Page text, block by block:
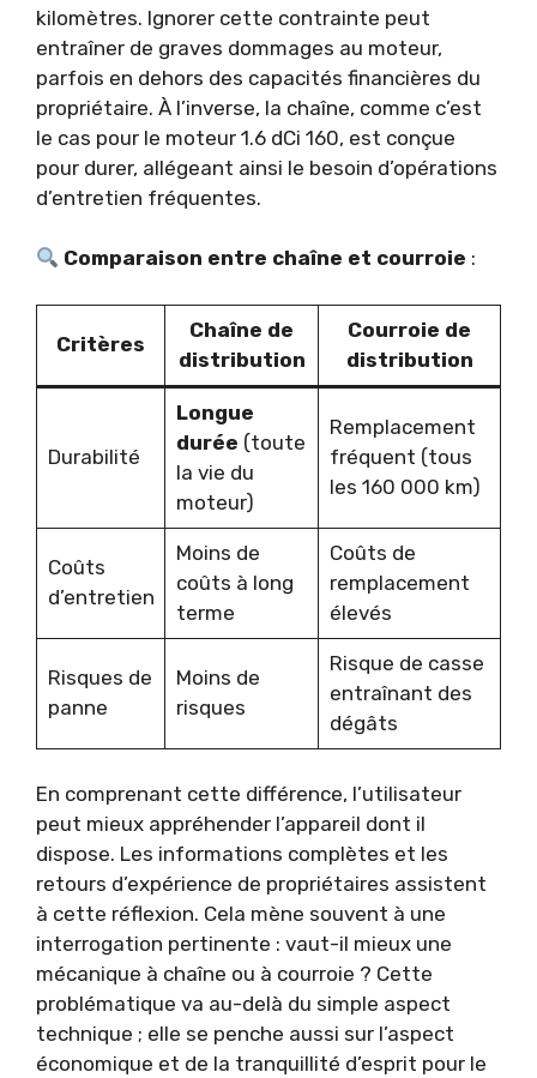
kilomètres. Ignorer cette contrainte peut
entraîner de graves dommages au moteur,
parfois en dehors des capacités financières du
propriétaire. À l’inverse, la chaîne, comme c’est
le cas pour le moteur 1.6 dCi 160, est conçue
pour durer, allégeant ainsi le besoin d’opérations
d’entretien fréquentes.
Comparaison entre chaîne et courroie :
Critères
Chaîne de
distribution
Courroie de
distribution
Durabilité
Longue
durée (toute
la vie du
moteur)
Remplacement
fréquent (tous
les 160 000 km)
Coûts
d’entretien
Moins de
coûts à long
terme
Coûts de
remplacement
élevés
Risques de
panne
Moins de
risques
Risque de casse
entraînant des
dégâts
En comprenant cette différence, l’utilisateur
peut mieux appréhender l’appareil dont il
dispose. Les informations complètes et les
retours d’expérience de propriétaires assistent
à cette réflexion. Cela mène souvent à une
interrogation pertinente : vaut-il mieux une
mécanique à chaîne ou à courroie ? Cette
problématique va au-delà du simple aspect
technique ; elle se penche aussi sur l’aspect
économique et de la tranquillité d’esprit pour le